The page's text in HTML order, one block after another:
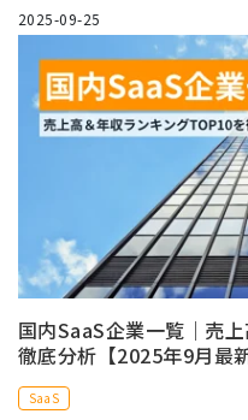
2025-09-25
国内SaaS企業一覧｜売
徹底分析【2025年9月最新
SaaS